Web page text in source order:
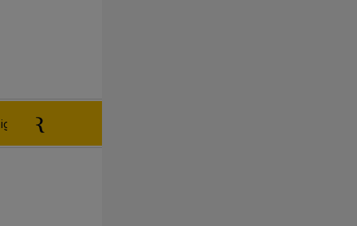
aufgeben